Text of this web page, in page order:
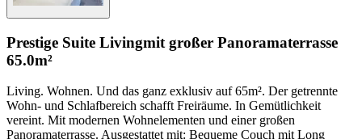
Prestige Suite Livingmit großer Panoramaterrasse
65.0m²
Living. Wohnen. Und das ganz exklusiv auf 65m². Der getrennte
Wohn- und Schlafbereich schafft Freiräume. In Gemütlichkeit
vereint. Mit modernen Wohnelementen und einer großen
Panoramaterrasse. Ausgestattet mit: Bequeme Couch mit Long